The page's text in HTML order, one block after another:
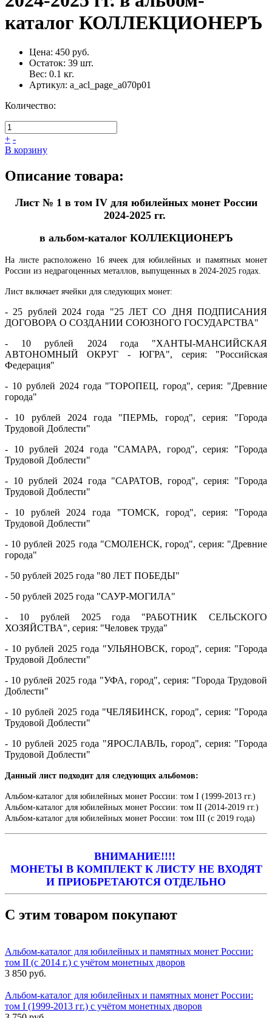
каталог КОЛЛЕКЦИОНЕРЪ
Цена: 450 руб.
Остаток: 39 шт.
Вес: 0.1 кг.
Артикул: a_acl_page_a070p01
Количество:
+ -
В корзину
Описание товара:
Лист № 1 в том IV для юбилейных монет России
2024-2025 гг.
в альбом-каталог КОЛЛЕКЦИОНЕРЪ
На листе расположено 16 ячеек для юбилейных и памятных монет
России из недрагоценных металлов, выпущенных в 2024-2025 годах.
Лист включает ячейки для следующих монет:
- 25 рублей 2024 года "25 ЛЕТ СО ДНЯ ПОДПИСАНИЯ
ДОГОВОРА О СОЗДАНИИ СОЮЗНОГО ГОСУДАРСТВА"
- 10 рублей 2024 года "ХАНТЫ-МАНСИЙСКАЯ
АВТОНОМНЫЙ ОКРУГ - ЮГРА", серия: "Российская
Федерация"
- 10 рублей 2024 года "ТОРОПЕЦ, город", серия: "Древние
города"
- 10 рублей 2024 года "ПЕРМЬ, город", серия: "Города
Трудовой Доблести"
- 10 рублей 2024 года "САМАРА, город", серия: "Города
Трудовой Доблести"
- 10 рублей 2024 года "САРАТОВ, город", серия: "Города
Трудовой Доблести"
- 10 рублей 2024 года "ТОМСК, город", серия: "Города
Трудовой Доблести"
- 10 рублей 2025 года "СМОЛЕНСК, город", серия: "Древние
города"
- 50 рублей 2025 года "80 ЛЕТ ПОБЕДЫ"
- 50 рублей 2025 года "САУР-МОГИЛА"
- 10 рублей 2025 года "РАБОТНИК СЕЛЬСКОГО
ХОЗЯЙСТВА", серия: "Человек труда"
- 10 рублей 2025 года "УЛЬЯНОВСК, город", серия: "Города
Трудовой Доблести"
- 10 рублей 2025 года "УФА, город", серия: "Города Трудовой
Доблести"
- 10 рублей 2025 года "ЧЕЛЯБИНСК, город", серия: "Города
Трудовой Доблести"
- 10 рублей 2025 года "ЯРОСЛАВЛЬ, город", серия: "Города
Трудовой Доблести"
Данный лист подходит для следующих альбомов:
Альбом-каталог для юбилейных монет России: том I (1999-2013 гг.)
Альбом-каталог для юбилейных монет России: том II (2014-2019 гг.)
Альбом-каталог для юбилейных монет России: том III (с 2019 года)
ВНИМАНИЕ!!!!
МОНЕТЫ В КОМПЛЕКТ К ЛИСТУ НЕ ВХОДЯТ
И ПРИОБРЕТАЮТСЯ ОТДЕЛЬНО
С этим товаром покупают
Альбом-каталог для юбилейных и памятных монет России:
том II (с 2014 г.) с учётом монетных дворов
3 850 руб.
Альбом-каталог для юбилейных и памятных монет России:
том I (1999-2013 гг.) с учётом монетных дворов